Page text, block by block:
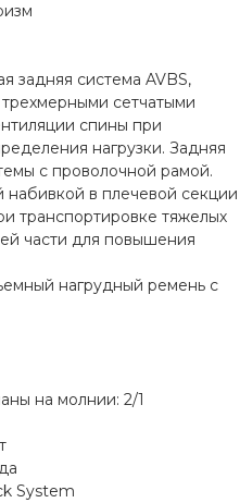
задняя система AVBS,
сетчатыми
спины при
нагрузки. Задняя
с проволочной рамой.
в ​​плечевой секции
транспортировке тяжелых
части для повышения
нагрудный ремень с
на молнии: 2/1
System